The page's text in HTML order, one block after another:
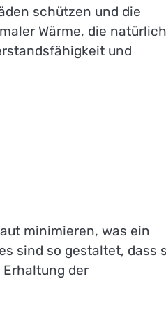
schützen und die
Wärme, die
und
minimieren, was ein
sind so gestaltet, dass
Erhaltung der